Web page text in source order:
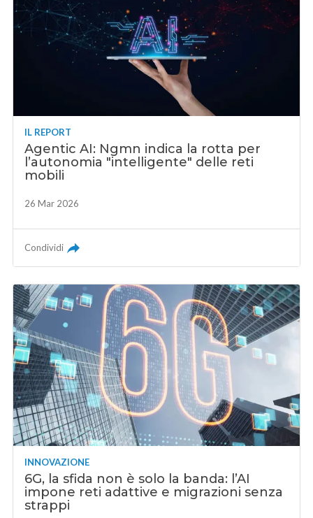
IL REPORT
Agentic AI: Ngmn indica la rotta per
l’autonomia "intelligente" delle reti
mobili
26 Mar 2026
Condividi
INNOVAZIONE
6G, la sfida non è solo la banda: l’AI
impone reti adattive e migrazioni senza
strappi